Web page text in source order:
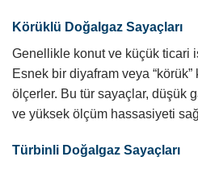
Körüklü Doğalgaz Sayaçları
Genellikle konut ve küçük ticari
Esnek bir diyafram veya
ölçerler. Bu tür sayaçlar, düşük
ve yüksek ölçüm hassasiyeti
Türbinli Doğalgaz Sayaçları